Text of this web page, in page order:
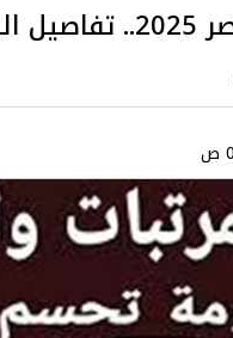
زيادة المعاشات في مصر